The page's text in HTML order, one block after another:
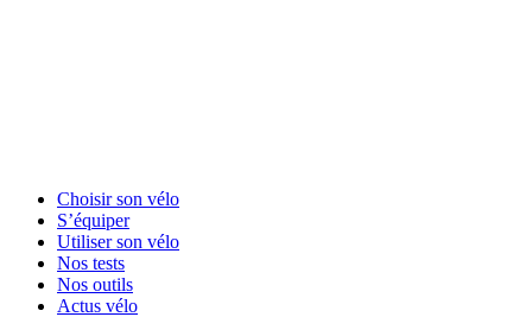
Choisir son vélo
S’équiper
Utiliser son vélo
Nos tests
Nos outils
Actus vélo